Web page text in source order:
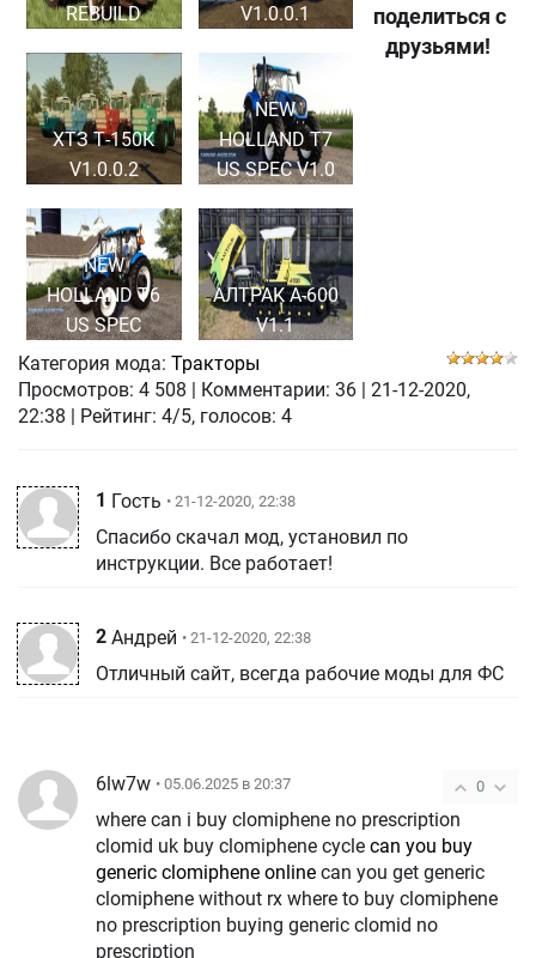
REBUILD
V1.0.0.1
ХТЗ Т-150К
V1.0.0.2
NEW
HOLLAND T7
US SPEC V1.0
NEW
HOLLAND T6
US SPEC
АЛТРАК А-600
V1.1
поделиться с
друзьями!
Категория мода: Тракторы
Просмотров: 4 508 Комментарии: 36
21-12-2020,
22:38
| Рейтинг: 4/5, голосов: 4
1 Гость • 21-12-2020, 22:38
Спасибо скачал мод, установил по
инструкции. Все работает!
2 Андрей • 21-12-2020, 22:38
Отличный сайт, всегда рабочие моды для ФС
0
6lw7w • 05.06.2025 в 20:37
where can i buy clomiphene no prescription
clomid uk buy clomiphene cycle can you buy
generic clomiphene online can you get generic
clomiphene without rx where to buy clomiphene
no prescription buying generic clomid no
prescription